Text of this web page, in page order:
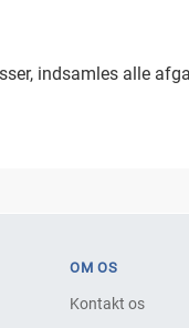
indsamles alle
OM OS
Kontakt os